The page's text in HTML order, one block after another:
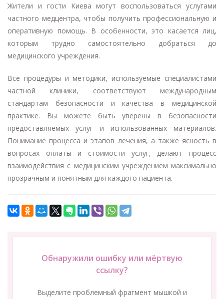
Жители и гости Киева могут воспользоваться услугами
частного медцентра, чтобы получить профессиональную и
оперативную помощь. В особенности, это касается лиц,
которым трудно самостоятельно добраться до
медицинского учреждения.
Все процедуры и методики, используемые специалистами
частной клиники, соответствуют международным
стандартам безопасности и качества в медицинской
практике. Вы можете быть уверены в безопасности
предоставляемых услуг и использованных материалов.
Понимание процесса и этапов лечения, а также ясность в
вопросах оплаты и стоимости услуг, делают процесс
взаимодействия с медицинским учреждением максимально
прозрачным и понятным для каждого пациента.
Обнаружили ошибку или мёртвую
ссылку?
Выделите проблемный фрагмент мышкой и